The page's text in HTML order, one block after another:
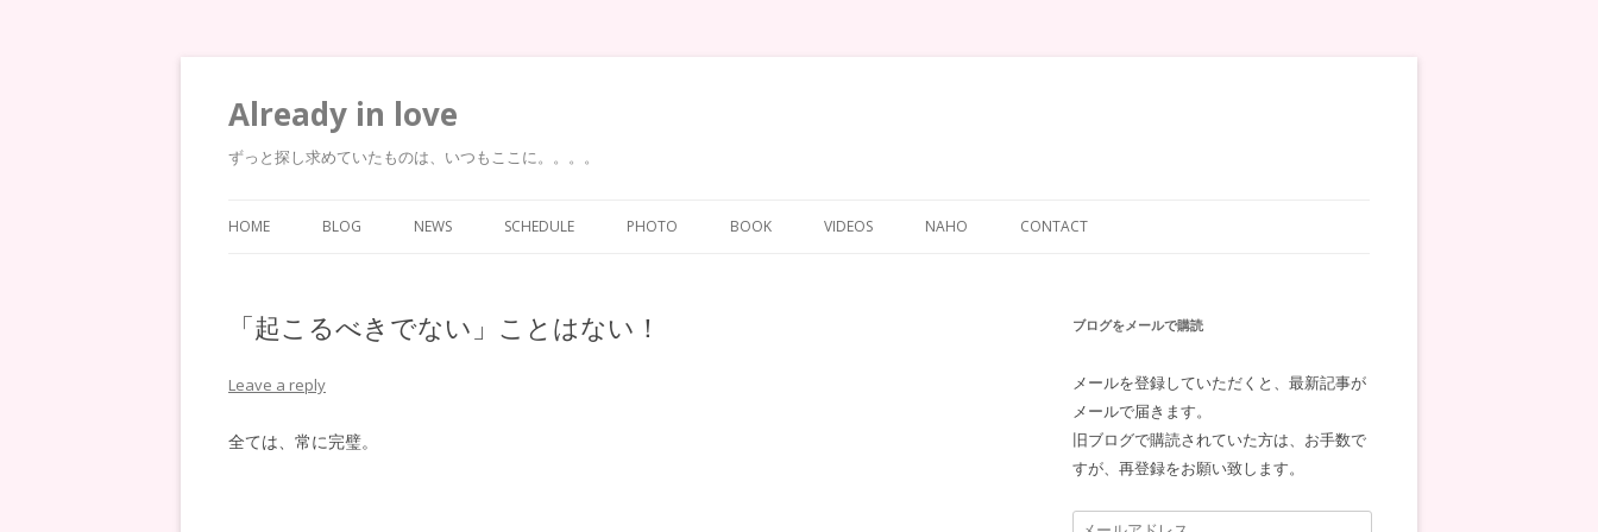
Already in love
ずっと探し求めていたものは、いつもここに。。。。
HOME BLOG NEWS SCHEDULE PHOTO BOOK VIDEOS NAHO CONTACT
「起こるべきでない」ことはない！
Leave a reply
全ては、常に完璧。
ブログをメールで購読
メールを登録していただくと、最新記事が
メールで届きます。
旧ブログで購読されていた方は、お手数で
すが、再登録をお願い致します。
メ